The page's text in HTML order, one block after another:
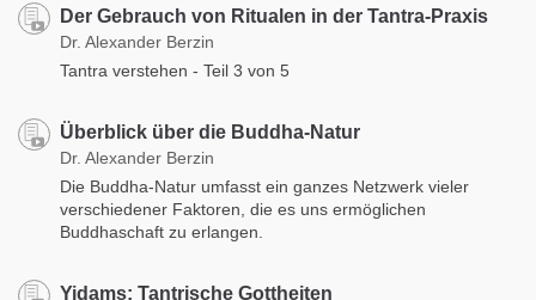
Der Gebrauch von Ritualen in der Tantra-Praxis
Dr. Alexander Berzin
Tantra verstehen - Teil 3 von 5
Überblick über die Buddha-Natur
Dr. Alexander Berzin
Die Buddha-Natur umfasst ein ganzes Netzwerk vieler
verschiedener Faktoren, die es uns ermöglichen
Buddhaschaft zu erlangen.
Yidams: Tantrische Gottheiten